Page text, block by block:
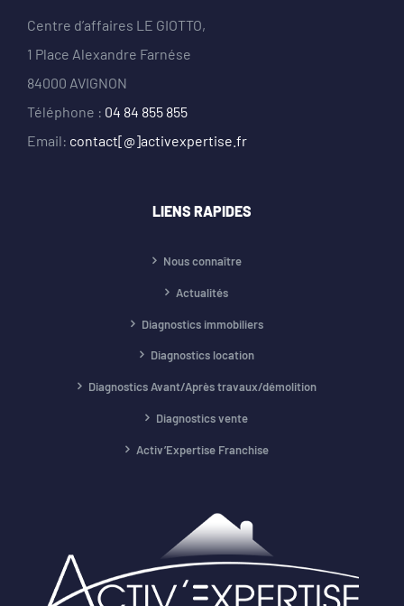
Centre d’affaires LE GIOTTO,
1 Place Alexandre Farnése
84000 AVIGNON
Téléphone : 04 84 855 855
Email: contact[@]activexpertise.fr
LIENS RAPIDES
Nous connaître
Actualités
Diagnostics immobiliers
Diagnostics location
Diagnostics Avant/Après travaux/démolition
Diagnostics vente
Activ’Expertise Franchise